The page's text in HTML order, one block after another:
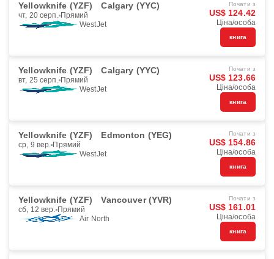
Yellowknife (YZF) Calgary (YYC)
чт, 20 серп. Прямий
WestJet
Почати з
US$ 124.42
Ціна/особа
книга
Yellowknife (YZF) Calgary (YYC)
вт, 25 серп. Прямий
WestJet
Почати з
US$ 123.66
Ціна/особа
книга
Yellowknife (YZF) Edmonton (YEG)
ср, 9 вер. Прямий
WestJet
Почати з
US$ 154.86
Ціна/особа
книга
Yellowknife (YZF) Vancouver (YVR)
сб, 12 вер. Прямий
Air North
Почати з
US$ 161.01
Ціна/особа
книга